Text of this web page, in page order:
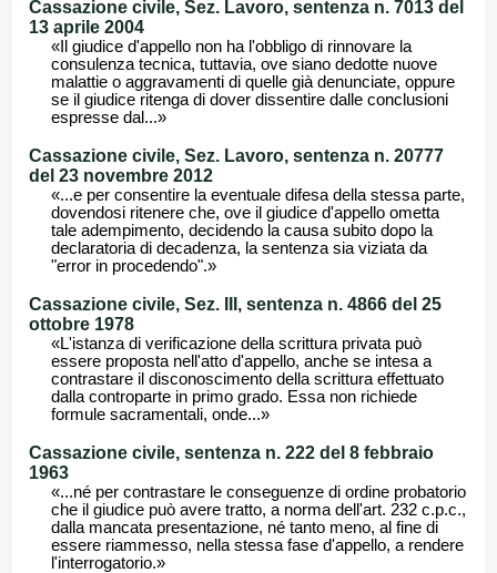
Cassazione civile, Sez. Lavoro, sentenza n. 7013 del
13 aprile 2004
«Il giudice d'appello non ha l'obbligo di rinnovare la
consulenza tecnica, tuttavia, ove siano dedotte nuove
malattie o aggravamenti di quelle già denunciate, oppure
se il giudice ritenga di dover dissentire dalle conclusioni
espresse dal...»
Cassazione civile, Sez. Lavoro, sentenza n. 20777
del 23 novembre 2012
«...e per consentire la eventuale difesa della stessa parte,
dovendosi ritenere che, ove il giudice d'appello ometta
tale adempimento, decidendo la causa subito dopo la
declaratoria di decadenza, la sentenza sia viziata da
"error in procedendo".»
Cassazione civile, Sez. III, sentenza n. 4866 del 25
ottobre 1978
«L'istanza di verificazione della scrittura privata può
essere proposta nell'atto d'appello, anche se intesa a
contrastare il disconoscimento della scrittura effettuato
dalla controparte in primo grado. Essa non richiede
formule sacramentali, onde...»
Cassazione civile, sentenza n. 222 del 8 febbraio
1963
«...né per contrastare le conseguenze di ordine probatorio
che il giudice può avere tratto, a norma dell'art. 232 c.p.c.,
dalla mancata presentazione, né tanto meno, al fine di
essere riammesso, nella stessa fase d'appello, a rendere
l'interrogatorio.»